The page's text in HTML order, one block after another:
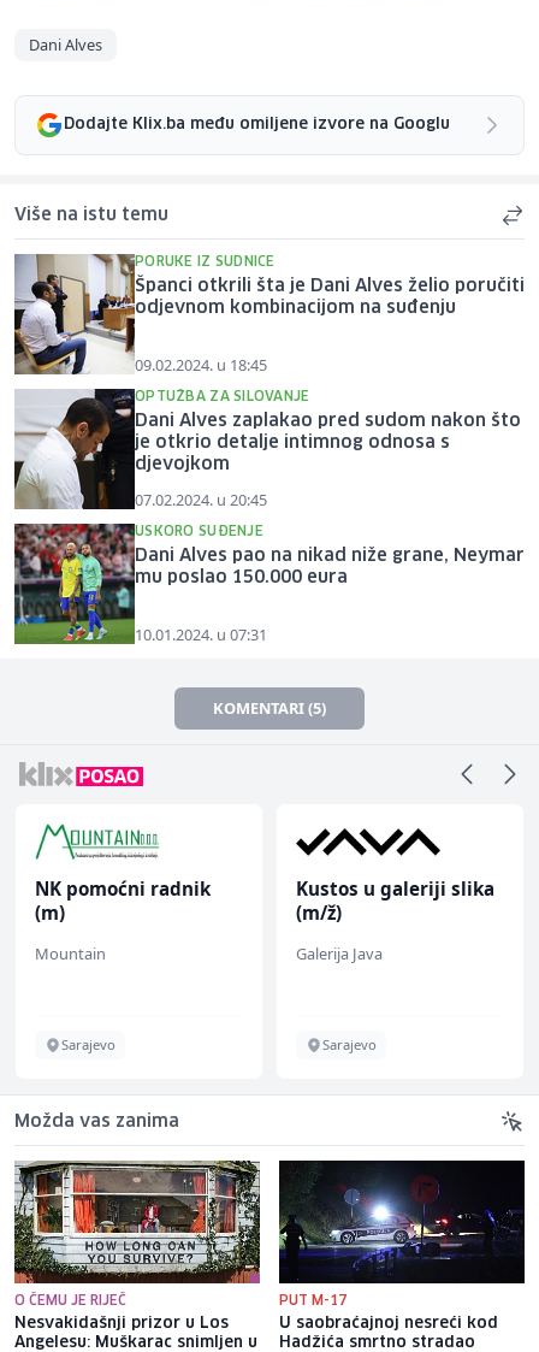
Dani Alves
Dodajte Klix.ba među omiljene izvore na Googlu
Više na istu temu
PORUKE IZ SUDNICE
Španci otkrili šta je Dani Alves želio poručiti
odjevnom kombinacijom na suđenju
09.02.2024. u 18:45
OPTUŽBA ZA SILOVANJE
Dani Alves zaplakao pred sudom nakon što
je otkrio detalje intimnog odnosa s
djevojkom
07.02.2024. u 20:45
USKORO SUĐENJE
Dani Alves pao na nikad niže grane, Neymar
mu poslao 150.000 eura
10.01.2024. u 07:31
KOMENTARI (5)
NK pomoćni radnik
(m)
Mountain
Sarajevo
Kustos u galeriji slika
(m/ž)
Galerija Java
Sarajevo
Možda vas zanima
O ČEMU JE RIJEČ
Nesvakidašnji prizor u Los
Angelesu: Muškarac snimljen u
PUT M-17
U saobraćajnoj nesreći kod
Hadžića smrtno stradao